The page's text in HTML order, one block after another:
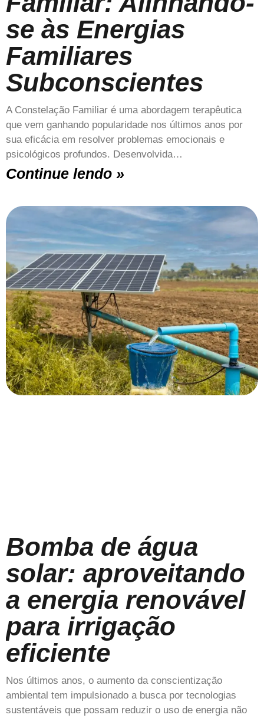
se às Energias
Familiares
Subconscientes
A Constelação Familiar é uma abordagem terapêutica
que vem ganhando popularidade nos últimos anos por
sua eficácia em resolver problemas emocionais e
psicológicos profundos. Desenvolvida…
Continue lendo »
Bomba de água
solar: aproveitando
a energia renovável
para irrigação
eficiente
Nos últimos anos, o aumento da conscientização
ambiental tem impulsionado a busca por tecnologias
sustentáveis que possam reduzir o uso de energia não